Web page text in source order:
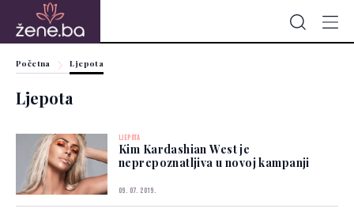
Početna Ljepota
Ljepota
LJEPOTA
Kim Kardashian West je
neprepoznatljiva u novoj kampanji
09. 07. 2019.